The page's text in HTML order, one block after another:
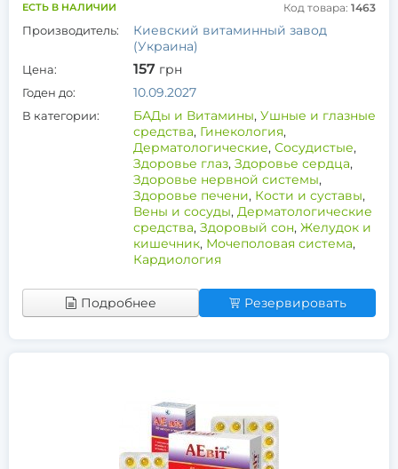
ЕСТЬ В НАЛИЧИИ Код товара: 1463
Производитель:
Киевский витаминный завод
(Украина)
Цена: 157 грн
Годен до: 10.09.2027
В категории: БАДы и Витамины, Ушные и глазные
средства, Гинекология,
Дерматологические, Сосудистые,
Здоровье глаз, Здоровье сердца,
Здоровье нервной системы,
Здоровье печени, Кости и суставы,
Вены и сосуды, Дерматологические
средства, Здоровый сон, Желудок и
кишечник, Мочеполовая система,
Кардиология
Подробнее Резервировать